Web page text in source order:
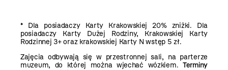
* Dla posiadaczy Karty Krakowskiej 20% zniżki. Dla
posiadaczy Karty Dużej Rodziny, Krakowskiej Karty
Rodzinnej 3+ oraz krakowskiej Karty N wstęp 5 zł.
Zajęcia odbywają się w przestronnej sali, na parterze
muzeum, do której można wjechać wózkiem. Terminy